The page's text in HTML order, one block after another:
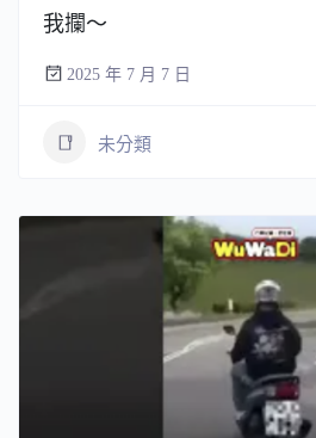
我攔～
2025 年 7 月 7 日
未分類